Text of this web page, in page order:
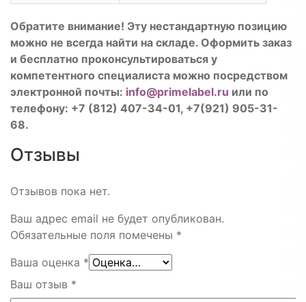
Обратите внимание! Эту нестандартную позицию
можно не всегда найти на складе. Оформить заказ
и бесплатно проконсультироваться у
компетентного специалиста можно посредством
электронной почты: info@primelabel.ru или по
телефону: +7 (812) 407-34-01, +7(921) 905-31-
68.
Отзывы
Отзывов пока нет.
Ваш адрес email не будет опубликован.
Обязательные поля помечены *
Ваша оценка *
Ваш отзыв *